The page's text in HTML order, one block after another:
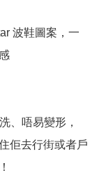
波鞋圖案，一
、唔易變形，
佢去行街或者戶